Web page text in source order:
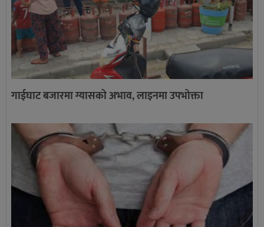
गाईघाट बजारमा ग्यासको अभाव, लाइनमा उपभोक्ता